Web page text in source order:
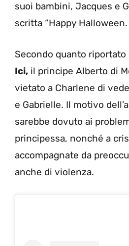
suoi bambini, Jacques e
scritta “Happy Halloween.
Secondo quanto riportato
Ici, il principe Alberto di
vietato a Charlene di
e Gabrielle. Il motivo
sarebbe dovuto ai
principessa, nonché a
accompagnate da
anche di violenza.